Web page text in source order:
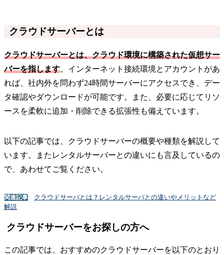
クラウドサーバーとは
クラウドサーバーとは、クラウド環境に構築された仮想サー
バーを指します。インターネット接続環境とアカウントがあ
れば、社内外を問わず24時間サーバーにアクセスでき、デー
タ確認やダウンロードが可能です。また、必要に応じてリソ
ースを柔軟に追加・削除できる拡張性も備えています。
以下の記事では、クラウドサーバーの概要や種類を解説して
います。またレンタルサーバーとの違いにも言及しているの
で、あわせてご覧ください。
関連記事
クラウドサーバとは？レンタルサーバとの違いやメリットなど
解説
クラウドサーバーをお探しの方へ
この記事では、おすすめのクラウドサーバーを以下のとおり